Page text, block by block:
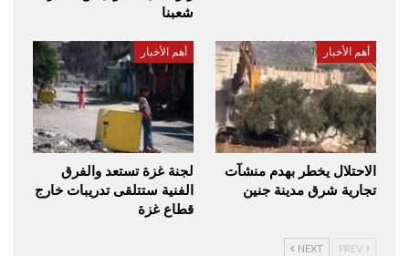
شعبنا
أهم الأخبار
الاحتلال يخطر بهدم منشآت
تجارية شرق مدينة جنين
أهم الأخبار
لجنة غزة تستعد والفرق
الفنية ستتلقى تدريبات خارج
قطاع غزة
NEXT